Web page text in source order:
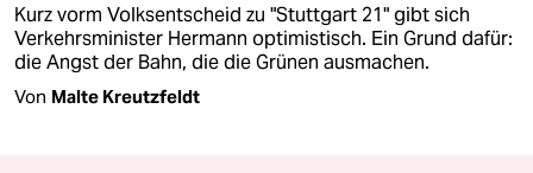
Kurz vorm Volksentscheid zu "Stuttgart 21" gibt sich
Verkehrsminister Hermann optimistisch. Ein Grund dafür:
die Angst der Bahn, die die Grünen ausmachen.
Von Malte Kreutzfeldt